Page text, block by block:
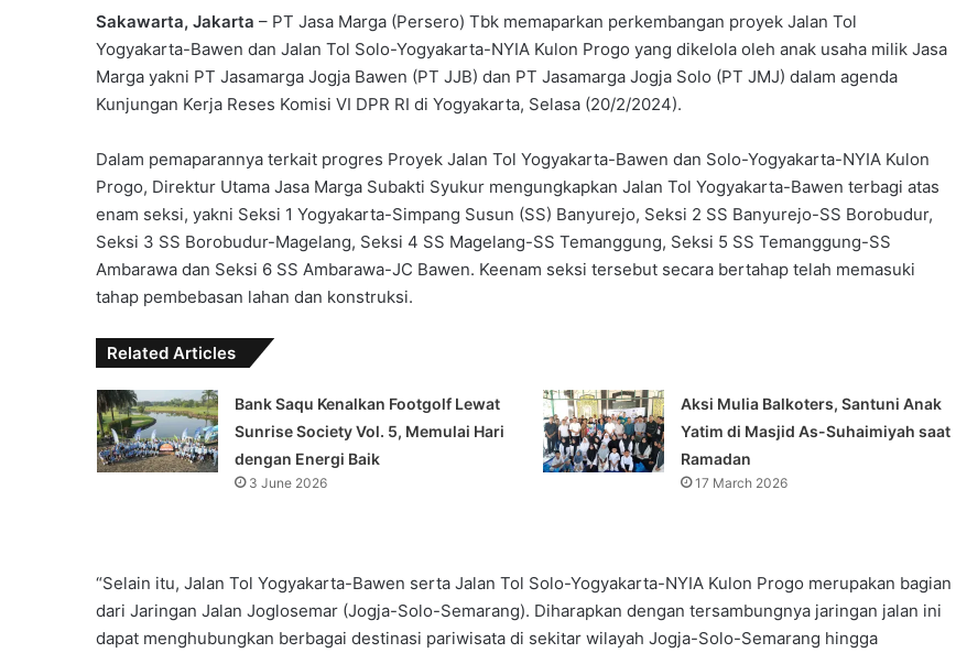
Sakawarta, Jakarta – PT Jasa Marga (Persero) Tbk memaparkan perkembangan proyek Jalan Tol
Yogyakarta-Bawen dan Jalan Tol Solo-Yogyakarta-NYIA Kulon Progo yang dikelola oleh anak usaha milik Jasa
Marga yakni PT Jasamarga Jogja Bawen (PT JJB) dan PT Jasamarga Jogja Solo (PT JMJ) dalam agenda
Kunjungan Kerja Reses Komisi VI DPR RI di Yogyakarta, Selasa (20/2/2024).
Dalam pemaparannya terkait progres Proyek Jalan Tol Yogyakarta-Bawen dan Solo-Yogyakarta-NYIA Kulon
Progo, Direktur Utama Jasa Marga Subakti Syukur mengungkapkan Jalan Tol Yogyakarta-Bawen terbagi atas
enam seksi, yakni Seksi 1 Yogyakarta-Simpang Susun (SS) Banyurejo, Seksi 2 SS Banyurejo-SS Borobudur,
Seksi 3 SS Borobudur-Magelang, Seksi 4 SS Magelang-SS Temanggung, Seksi 5 SS Temanggung-SS
Ambarawa dan Seksi 6 SS Ambarawa-JC Bawen. Keenam seksi tersebut secara bertahap telah memasuki
tahap pembebasan lahan dan konstruksi.
Related Articles
‎Bank Saqu Kenalkan Footgolf Lewat
Sunrise Society Vol. 5, Memulai Hari
dengan Energi Baik
3 June 2026
Aksi Mulia Balkoters, Santuni Anak
Yatim di Masjid As-Suhaimiyah saat
Ramadan
17 March 2026
“Selain itu, Jalan Tol Yogyakarta-Bawen serta Jalan Tol Solo-Yogyakarta-NYIA Kulon Progo merupakan bagian
dari Jaringan Jalan Joglosemar (Jogja-Solo-Semarang). Diharapkan dengan tersambungnya jaringan jalan ini
dapat menghubungkan berbagai destinasi pariwisata di sekitar wilayah Jogja-Solo-Semarang hingga